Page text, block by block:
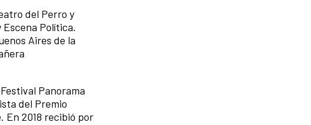
del Perro y
Política.
Aires de la
Panorama
del Premio
En 2018 recibió por